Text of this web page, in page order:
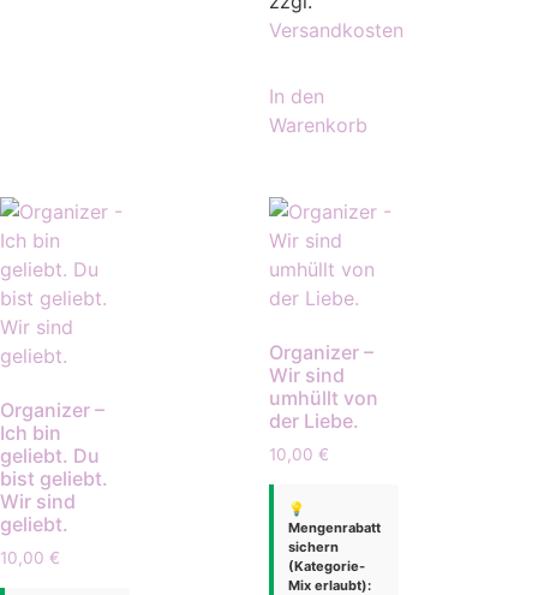
Versandkosten
In den
Warenkorb
Organizer –
Ich bin
geliebt. Du
bist geliebt.
Wir sind
geliebt.
10,00 €
Organizer –
Wir sind
umhüllt von
der Liebe.
10,00 €
💡
Mengenrabatt
sichern
(Kategorie-
Mix erlaubt):